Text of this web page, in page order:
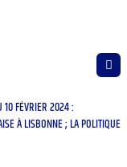
10 FÉVRIER 2024 :
À LISBONNE ; LA POLITIQUE